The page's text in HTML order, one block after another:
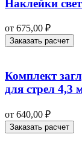
Наклейки
от 675,00 ₽
Заказать расчет
Комплект
для стрел 4,3
от 640,00 ₽
Заказать расчет